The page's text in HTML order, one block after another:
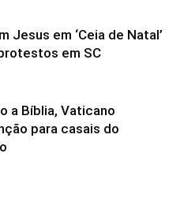
Jesus em ‘Ceia de Natal’
em SC
a Bíblia, Vaticano
para casais do